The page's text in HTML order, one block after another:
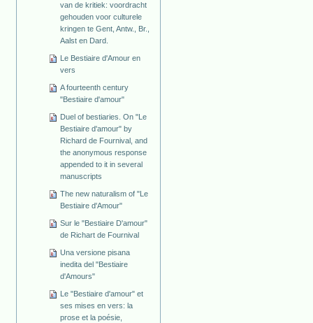
van de kritiek: voordracht
gehouden voor culturele
kringen te Gent, Antw., Br.,
Aalst en Dard.
Le Bestiaire d'Amour en
vers
A fourteenth century
"Bestiaire d'amour"
Duel of bestiaries. On "Le
Bestiaire d'amour" by
Richard de Fournival, and
the anonymous response
appended to it in several
manuscripts
The new naturalism of "Le
Bestiaire d'Amour"
Sur le "Bestiaire D'amour"
de Richart de Fournival
Una versione pisana
inedita del "Bestiaire
d'Amours"
Le "Bestiaire d'amour" et
ses mises en vers: la
prose et la poésie,